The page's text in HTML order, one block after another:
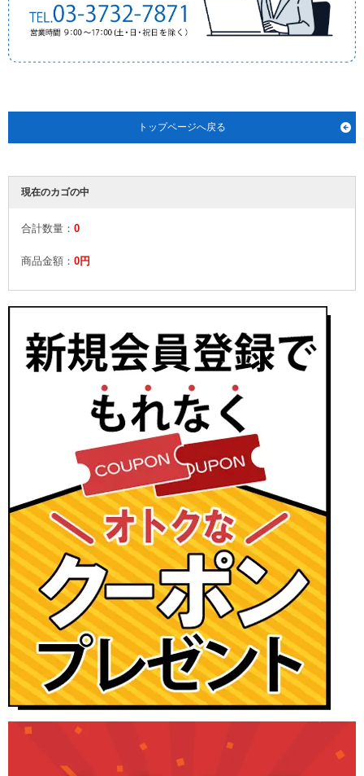
トップページへ戻る
現在のカゴの中
合計数量： 0
商品金額： 0円